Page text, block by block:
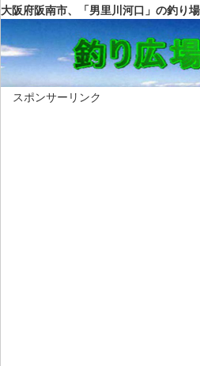
大阪府阪南市、「男里川河口」の釣り
スポンサーリンク